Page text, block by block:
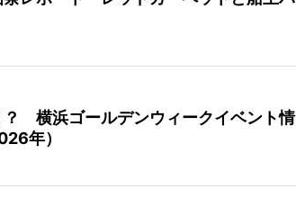
？ 横浜ゴールデンウィークイベント情
年）